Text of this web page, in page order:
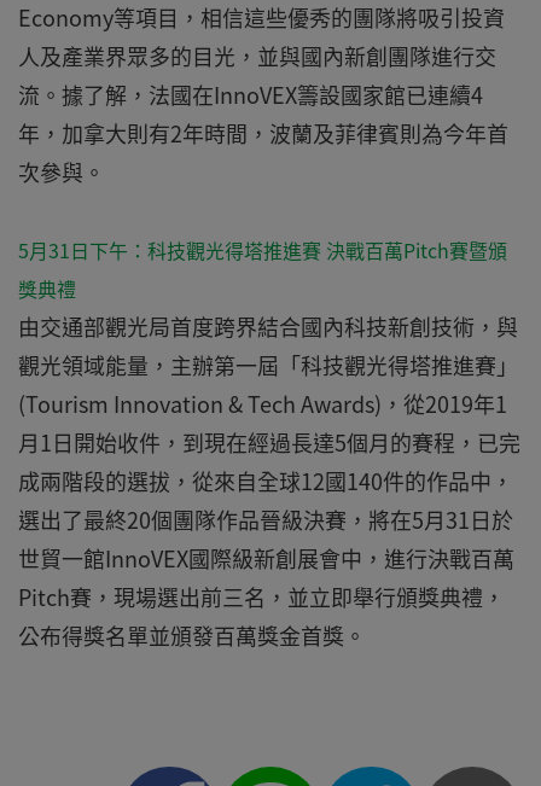
Economy等項目，相信這些優秀的團隊將吸引投資
人及產業界眾多的目光，並與國內新創團隊進行交
流。據了解，法國在InnoVEX籌設國家館已連續4
年，加拿大則有2年時間，波蘭及菲律賓則為今年首
次參與。
5月31日下午：科技觀光得塔推進賽 決戰百萬Pitch賽暨頒
獎典禮
由交通部觀光局首度跨界結合國內科技新創技術，與
觀光領域能量，主辦第一屆「科技觀光得塔推進賽」
(Tourism Innovation & Tech Awards)，從2019年1
月1日開始收件，到現在經過長達5個月的賽程，已完
成兩階段的選拔，從來自全球12國140件的作品中，
選出了最終20個團隊作品晉級決賽，將在5月31日於
世貿一館InnoVEX國際級新創展會中，進行決戰百萬
Pitch賽，現場選出前三名，並立即舉行頒獎典禮，
公布得獎名單並頒發百萬獎金首獎。